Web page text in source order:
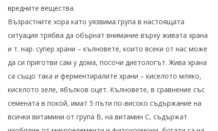
вредните вещества.
Възрастните хора като уязвима група в настоящата
ситуация трябва да обърнат внимание върху живата храна
и т. нар. супер храни – кълновете, които всеки от нас може
да си приготви сам у дома, посочи диетологът. Жива храна
са също така и ферментиралите храни – киселото мляко,
киселото зеле, ябълков оцет. Кълновете, в сравнение със
семената в покой, имат 5 пъти по-високо съдържание на
всички витамини от група В, на витамин С, съдържат